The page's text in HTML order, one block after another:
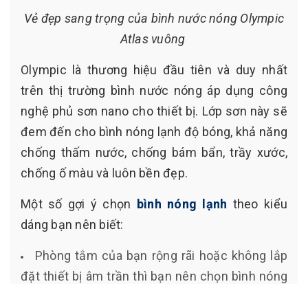
Vẻ đẹp sang trọng của bình nước nóng Olympic
Atlas vuông
Olympic là thương hiệu đầu tiên và duy nhất
trên thị trường bình nước nóng áp dụng công
nghệ phủ sơn nano cho thiết bị. Lớp sơn này sẽ
đem đến cho bình nóng lạnh độ bóng, khả năng
chống thấm nước, chống bám bẩn, trầy xước,
chống ố màu và luôn bền đẹp.
Một số gợi ý chọn bình nóng lạnh theo kiểu
dáng bạn nên biết:
Phòng tắm của bạn rộng rãi hoặc không lắp
đặt thiết bị âm trần thì bạn nên chọn bình nóng